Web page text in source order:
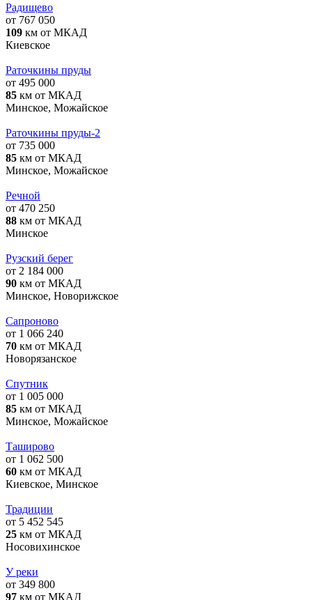
Радищево
от 767 050
109 км от МКАД
Киевское
Раточкины пруды
от 495 000
85 км от МКАД
Минское, Можайское
Раточкины пруды-2
от 735 000
85 км от МКАД
Минское, Можайское
Речной
от 470 250
88 км от МКАД
Минское
Рузский берег
от 2 184 000
90 км от МКАД
Минское, Новорижское
Сапроново
от 1 066 240
70 км от МКАД
Новорязанское
Спутник
от 1 005 000
85 км от МКАД
Минское, Можайское
Таширово
от 1 062 500
60 км от МКАД
Киевское, Минское
Традиции
от 5 452 545
25 км от МКАД
Носовихинское
У реки
от 349 800
97 км от МКАД